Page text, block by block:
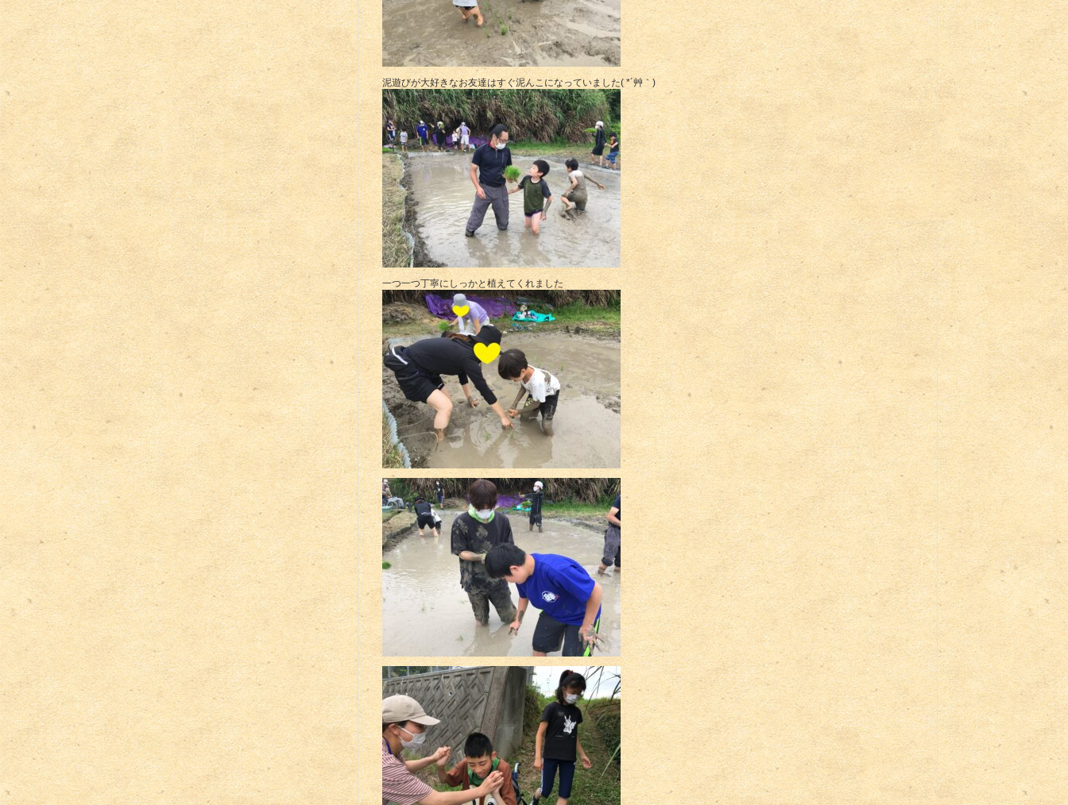
泥遊びが大好きなお友達はすぐ泥んこになっていました( *´艸｀)
一つ一つ丁寧にしっかと植えてくれました